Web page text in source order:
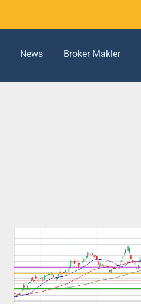
News Broker Makler